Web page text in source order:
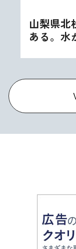
山梨県北
ある。水